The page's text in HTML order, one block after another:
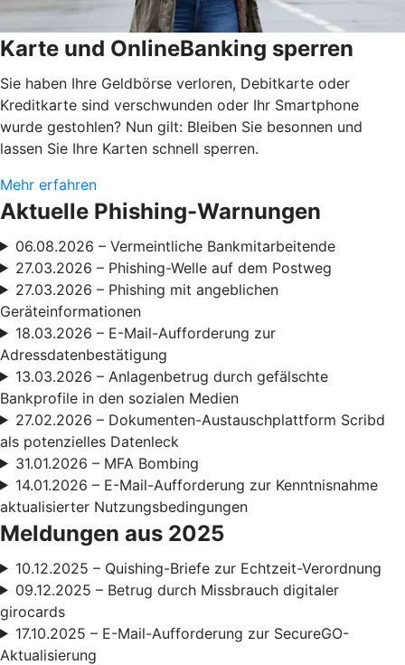
Karte und OnlineBanking sperren
Sie haben Ihre Geldbörse verloren, Debitkarte oder
Kreditkarte sind verschwunden oder Ihr Smartphone
wurde gestohlen? Nun gilt: Bleiben Sie besonnen und
lassen Sie Ihre Karten schnell sperren.
Mehr erfahren
Aktuelle Phishing-Warnungen
06.08.2026 – Vermeintliche Bankmitarbeitende
27.03.2026 – Phishing-Welle auf dem Postweg
27.03.2026 – Phishing mit angeblichen
Geräteinformationen
18.03.2026 – E-Mail-Aufforderung zur
Adressdatenbestätigung
13.03.2026 – Anlagenbetrug durch gefälschte
Bankprofile in den sozialen Medien
27.02.2026 – Dokumenten-Austauschplattform Scribd
als potenzielles Datenleck
31.01.2026 – MFA Bombing
14.01.2026 – E-Mail-Aufforderung zur Kenntnisnahme
aktualisierter Nutzungsbedingungen
Meldungen aus 2025
10.12.2025 – Quishing-Briefe zur Echtzeit-Verordnung
09.12.2025 – Betrug durch Missbrauch digitaler
girocards
17.10.2025 – E-Mail-Aufforderung zur SecureGO-
Aktualisierung